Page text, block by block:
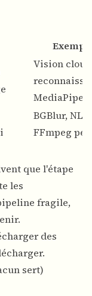
Vision
MediaPipe
BGBlur,
FFmpeg
que l'étape
les
fragile,
des
sert)